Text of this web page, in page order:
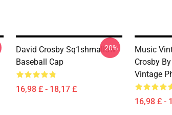
David Crosby Sq1shmall0w
Baseball Cap
16,98 £ - 18,17 £
-20%
Music
Crosby
Vintage
16,98 £ -